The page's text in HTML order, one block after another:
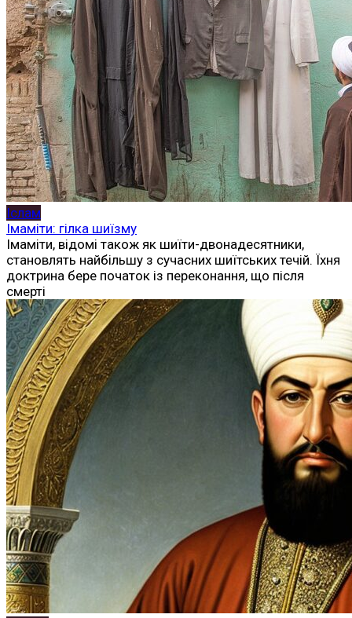
Іслам
Імаміти: гілка шиїзму
Імаміти, відомі також як шиїти-двонадесятники,
становлять найбільшу з сучасних шиїтських течій. Їхня
доктрина бере початок із переконання, що після
смерті